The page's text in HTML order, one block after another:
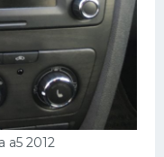
a5 2012